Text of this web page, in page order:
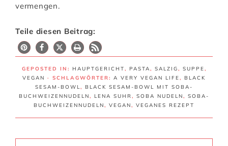
vermengen.
Teile diesen Beitrag:
GEPOSTED IN: HAUPTGERICHT, PASTA, SALZIG, SUPPE,
VEGAN · SCHLAGWÖRTER: A VERY VEGAN LIFE, BLACK
SESAM-BOWL, BLACK SESAM-BOWL MIT SOBA-
BUCHWEIZENNUDELN, LENA SUHR, SOBA NUDELN, SOBA-
BUCHWEIZENNUDELN, VEGAN, VEGANES REZEPT